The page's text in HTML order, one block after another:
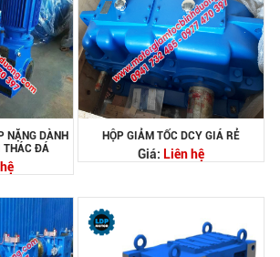
NẶNG DÀNH
THÁC ĐÁ
HỘP GIẢM TỐC DCY GIÁ RẺ
Giá: Liên hệ